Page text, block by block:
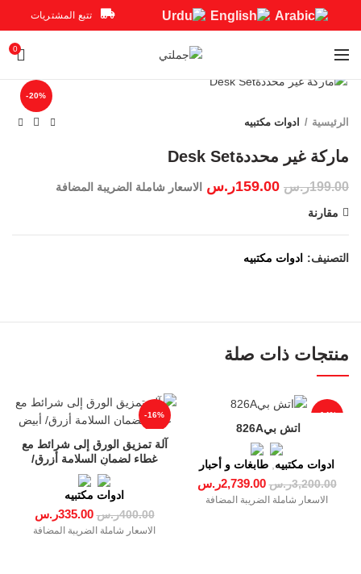
تتبع المشتريات
0
-20%
الرئيسية ادوات مكتبيه
199.00ر.س 159.00ر.س
الاسعار شاملة الضريبة المضافة
مقارنة
التصنيف: ادوات مكتبيه
منتجات ذات صلة
-14%
اتش بي‎‎ ‎826‎A
ادوات مكتبيه طابغات و أحبار
3,200.00ر.س 2,739.00ر.س
الاسعار شاملة الضريبة المضافة
-16%
آلة تمزيق الورق إلى شرائط مع
غطاء لضمان السلامة أزرق/
أبيض
ادوات مكتبيه
400.00ر.س 335.00ر.س
الاسعار شاملة الضريبة المضافة